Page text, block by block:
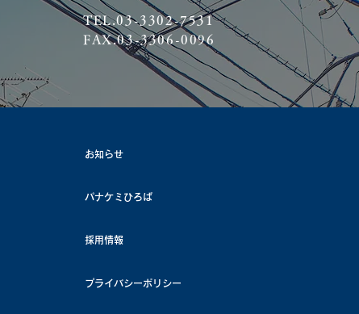
TEL.03-3302-7531
FAX.03-3306-0096
お知らせ
パナケミひろば
採用情報
プライバシーポリシー